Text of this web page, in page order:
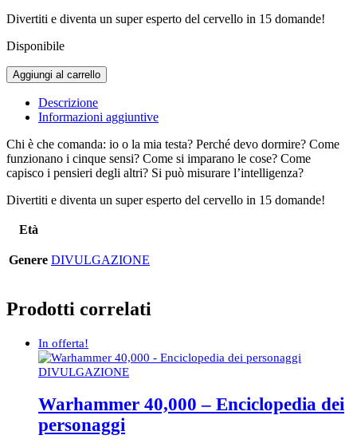
Divertiti e diventa un super esperto del cervello in 15 domande!
Disponibile
Cosa
c'è
nella
le
15
domande.
libro
tutto
quantità
Aggiungi al carrello
Descrizione
Informazioni aggiuntive
Chi è che comanda: io o la mia testa? Perché devo dormire? Come
funzionano i cinque sensi? Come si imparano le cose? Come
capisco i pensieri degli altri? Si può misurare l’intelligenza?
Divertiti e diventa un super esperto del cervello in 15 domande!
Età
Genere DIVULGAZIONE
Prodotti correlati
In offerta!
DIVULGAZIONE
Warhammer 40,000 – Enciclopedia dei
personaggi